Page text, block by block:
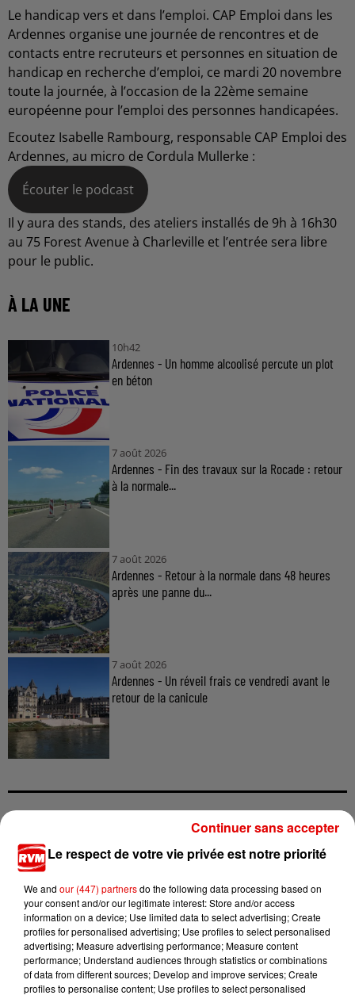
Le handicap vers et dans l’emploi. CAP Emploi dans les
Ardennes organise une journée de rencontres et de
contacts entre recruteurs et personnes en situation de
handicap en recherche d’emploi, ce mardi 20 novembre
toute la journée, à l’occasion de la 22ème semaine
européenne pour l’emploi des personnes handicapées.
Ecoutez Isabelle Rambourg, responsable CAP Emploi des
Ardennes, au micro de Cordula Mullerke :
Écouter le podcast
Il y aura des stands, des ateliers installés de 9h à 16h30
au 75 Forest Avenue à Charleville et l’entrée sera libre
pour le public.
À LA UNE
10h42
Ardennes - Un homme alcoolisé percute un plot
en béton
7 août 2026
Ardennes - Fin des travaux sur la Rocade : retour
à la normale...
7 août 2026
Ardennes - Retour à la normale dans 48 heures
après une panne du...
7 août 2026
Ardennes - Un réveil frais ce vendredi avant le
retour de la canicule
13h00
13h00
RIVIERA
12h57
12h57
ALEX WARREN
12h54
12h54
TAYC
Le respect de votre vie privée est notre priorité
We and our (447) partnersdo the following data processing based on
your consent and/or our legitimate interest: Store and/or access
information on a device; Use limited data to select advertising; Create
profiles for personalised advertising; Use profiles to select personalised
advertising; Measure advertising performance; Measure content
performance; Understand audiences through statistics or combinations
of data from different sources; Develop and improve services; Create
profiles to personalise content; Use profiles to select personalised
Continuer sans accepter